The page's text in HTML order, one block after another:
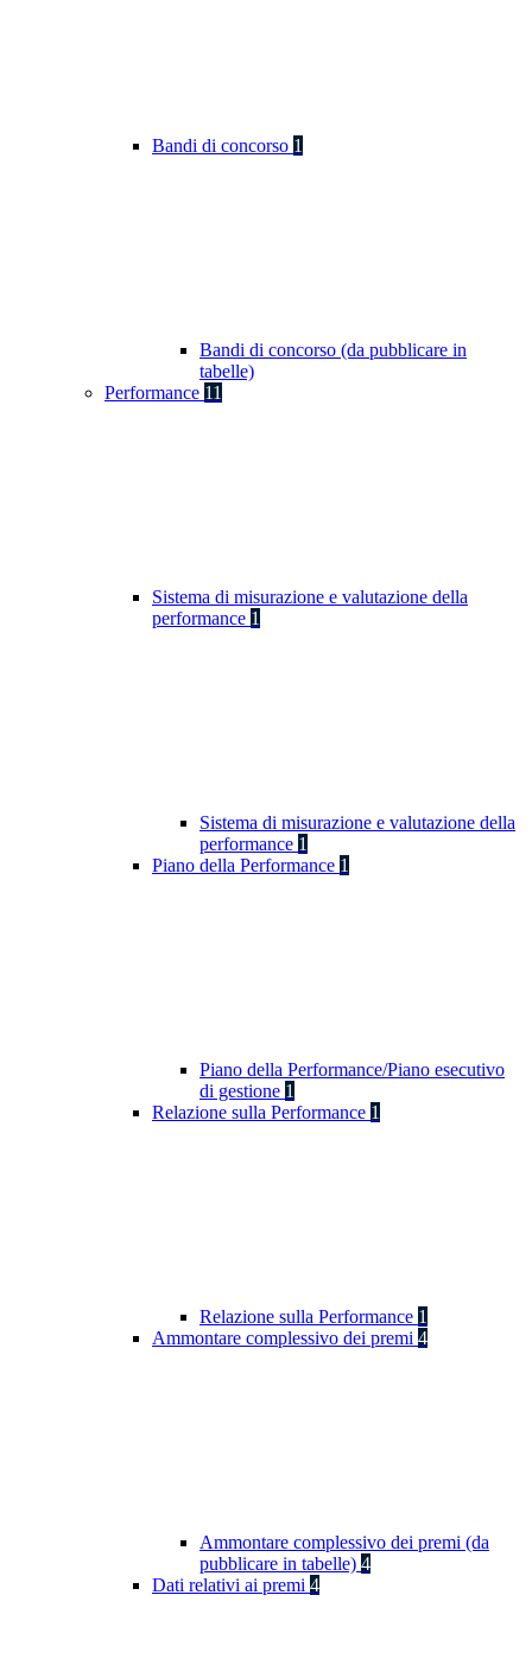
Bandi di concorso 1
Bandi di concorso (da pubblicare in
tabelle)
Performance 11
Sistema di misurazione e valutazione della
performance 1
Sistema di misurazione e valutazione della
performance 1
Piano della Performance 1
Piano della Performance/Piano esecutivo
di gestione 1
Relazione sulla Performance 1
Relazione sulla Performance 1
Ammontare complessivo dei premi 4
Ammontare complessivo dei premi (da
pubblicare in tabelle) 4
Dati relativi ai premi 4